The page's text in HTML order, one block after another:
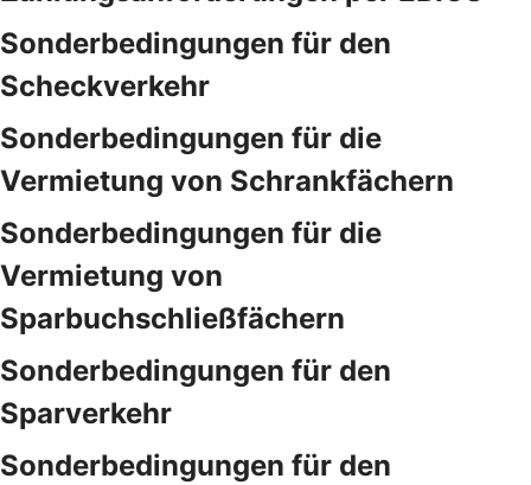
Sonderbedingungen für den
Scheckverkehr
Sonderbedingungen für die
Vermietung von Schrankfächern
Sonderbedingungen für die
Vermietung von
Sparbuchschließfächern
Sonderbedingungen für den
Sparverkehr
Sonderbedingungen für den